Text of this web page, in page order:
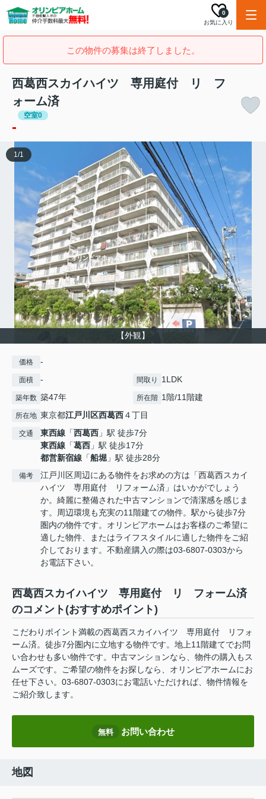
お気に入り
0
この物件の募集は終了しました。
西葛西スカイハイツ 専用庭付 リ フ
ォーム済
空室0
-
【外観】
1/1
価格 -
面積 - 間取り 1LDK
築年数 築47年 所在階 1階/11階建
所在地 東京都江戸川区西葛西４丁目
交通 東西線 「西葛西 」駅 徒歩7分
東西線 「葛西 」駅 徒歩17分
都営新宿線 「船堀 」駅 徒歩28分
備考
江戸川区周辺にある物件をお求めの方は「西葛西スカイ
ハイツ 専用庭付 リフォーム済」はいかがでしょう
か。綺麗に整備された中古マンションで清潔感を感じま
す。周辺環境も充実の11階建ての物件。駅から徒歩7分
圏内の物件です。オリンピアホームはお客様のご希望に
適した物件、またはライフスタイルに適した物件をご紹
介しております。不動産購入の際は03-6807-0303から
お電話下さい。
西葛西スカイハイツ 専用庭付 リ フォーム済
のコメント(おすすめポイント)
こだわりポイント満載の西葛西スカイハイツ 専用庭付 リフォ
ーム済。徒歩7分圏内に立地する物件です。地上11階建てでお問
い合わせも多い物件です。中古マンションなら、物件の購入もス
ムーズです。ご希望の物件をお探しなら、オリンピアホームにお
任せ下さい。03-6807-0303にお電話いただければ、物件情報を
ご紹介致します。
無料 お問い合わせ
地図